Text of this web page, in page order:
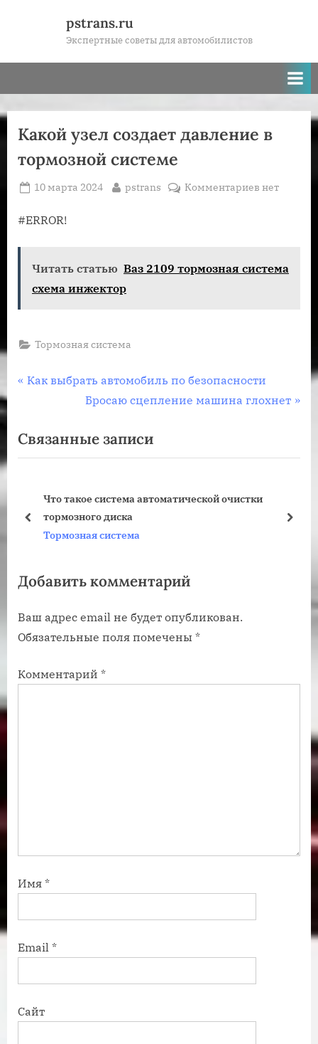
pstrans.ru
Экспертные советы для автомобилистов
Какой узел создает давление в
тормозной системе
Posted
10 марта 2024 By
pstrans Комментариевк
давление
нет
#ERROR!
Читать статью Ваз 2109 тормозная система
схема инжектор
Тормозная система
Навигация
записям
П
д
ы
щ
з
п
и
ь
Как выбрать автомобиль по безопасности
С
е
д
ю
щ
а
з
п
и
ь
Бросаю сцепление машина глохнет
Связанные записи
Что такое система автоматической очистки
тормозного диска
Тормозная система
пред
Добавить комментарий
Ваш адрес email не будет опубликован.
Обязательные поля помечены *
Комментарий *
Имя *
Email *
Сайт